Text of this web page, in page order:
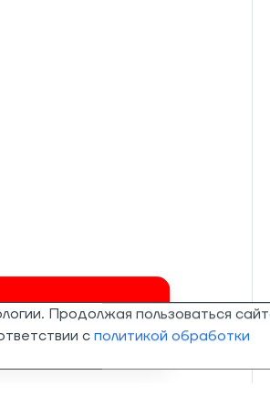
csrf token
Продолжая пользоваться
с политикой обработки